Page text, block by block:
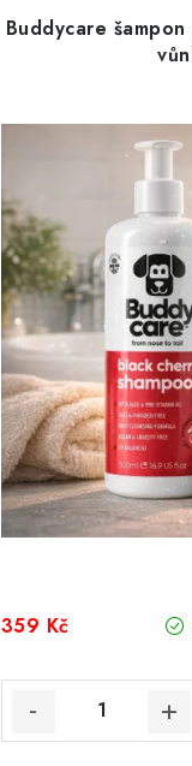
Buddycare
359 Kč